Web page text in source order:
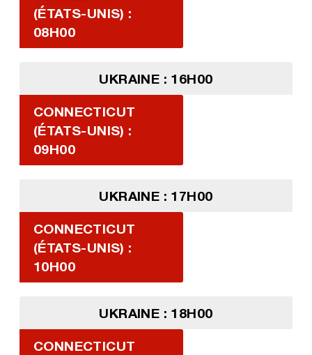
(ÉTATS-UNIS) :
08H00
UKRAINE : 16H00
CONNECTICUT
(ÉTATS-UNIS) :
09H00
UKRAINE : 17H00
CONNECTICUT
(ÉTATS-UNIS) :
10H00
UKRAINE : 18H00
CONNECTICUT